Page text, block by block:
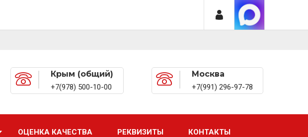
Крым (общий)
+7(978) 500-10-00
Москва
+7(991) 296-97-78
ОЦЕНКА КАЧЕСТВА РЕКВИЗИТЫ КОНТАКТЫ